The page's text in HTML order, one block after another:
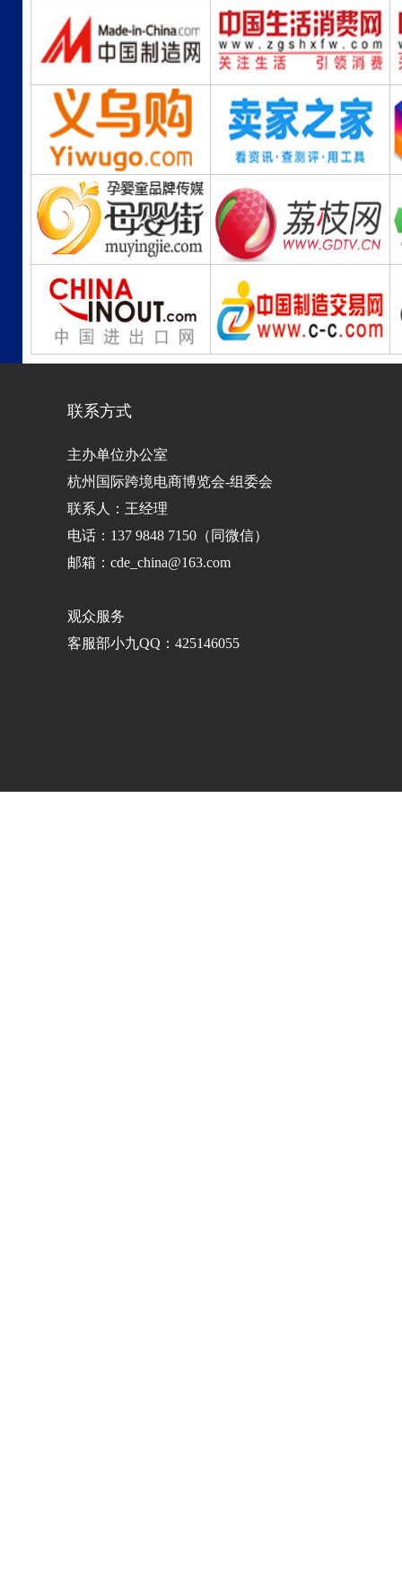
联系方式
主办单位办公室
杭州国际跨境电商博览会-组委会
联系人：王经理
电话：137 9848 7150（同微信）
邮箱：cde_china@163.com
观众服务
客服部小九QQ：425146055